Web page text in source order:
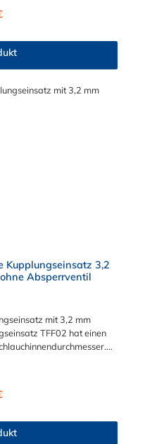
Preis:
Kupplungseinsatz 3,2
Absperrventil
mit 3,2 mm
TFF02 hat einen
Preis: